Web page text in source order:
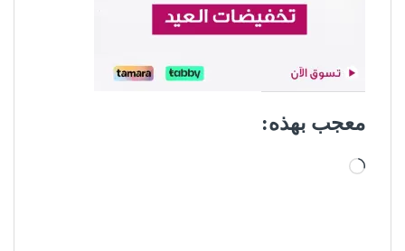
معجب بهذه:
جاري التحميل…